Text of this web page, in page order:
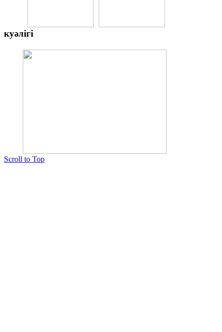
куәлігі
Scroll to Top